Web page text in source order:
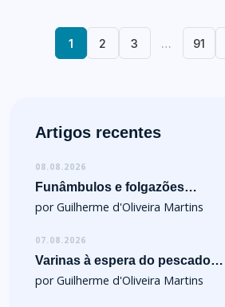
1 2 3 … 91
Artigos recentes
08.08.2026
Funâmbulos e folgazões…
por Guilherme d'Oliveira Martins
07.08.2026
Varinas à espera do pescado…
por Guilherme d'Oliveira Martins